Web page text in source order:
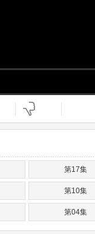
第17集
第10集
第04集